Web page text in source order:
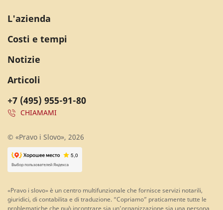
+7 (495) 955-91-80
CHIAMAMI
L'azienda
Costi e tempi
Notizie
Articoli
© «Pravo i Slovo», 2026
«Pravo i slovo» è un centro multifunzionale che fornisce servizi notarili,
giuridici, di contabilita e di traduzione. “Copriamo” praticamente tutte le
problematiche che può incontrare sia un’organizzazione sia una persona